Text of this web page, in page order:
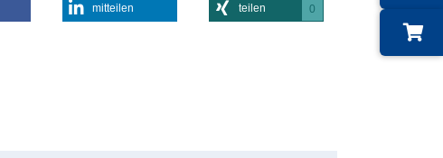
mitteilen teilen 0